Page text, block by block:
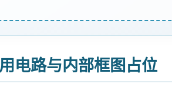
电路与内部框图占位